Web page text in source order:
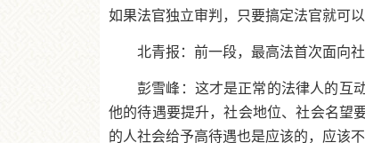
如果法官独立审判，只要搞定法官就可
北青报：前一段，最高法首次面向
彭雪峰：这才是正常的法律人的互
他的待遇要提升，社会地位、社会名望
的人社会给予高待遇也是应该的，应该